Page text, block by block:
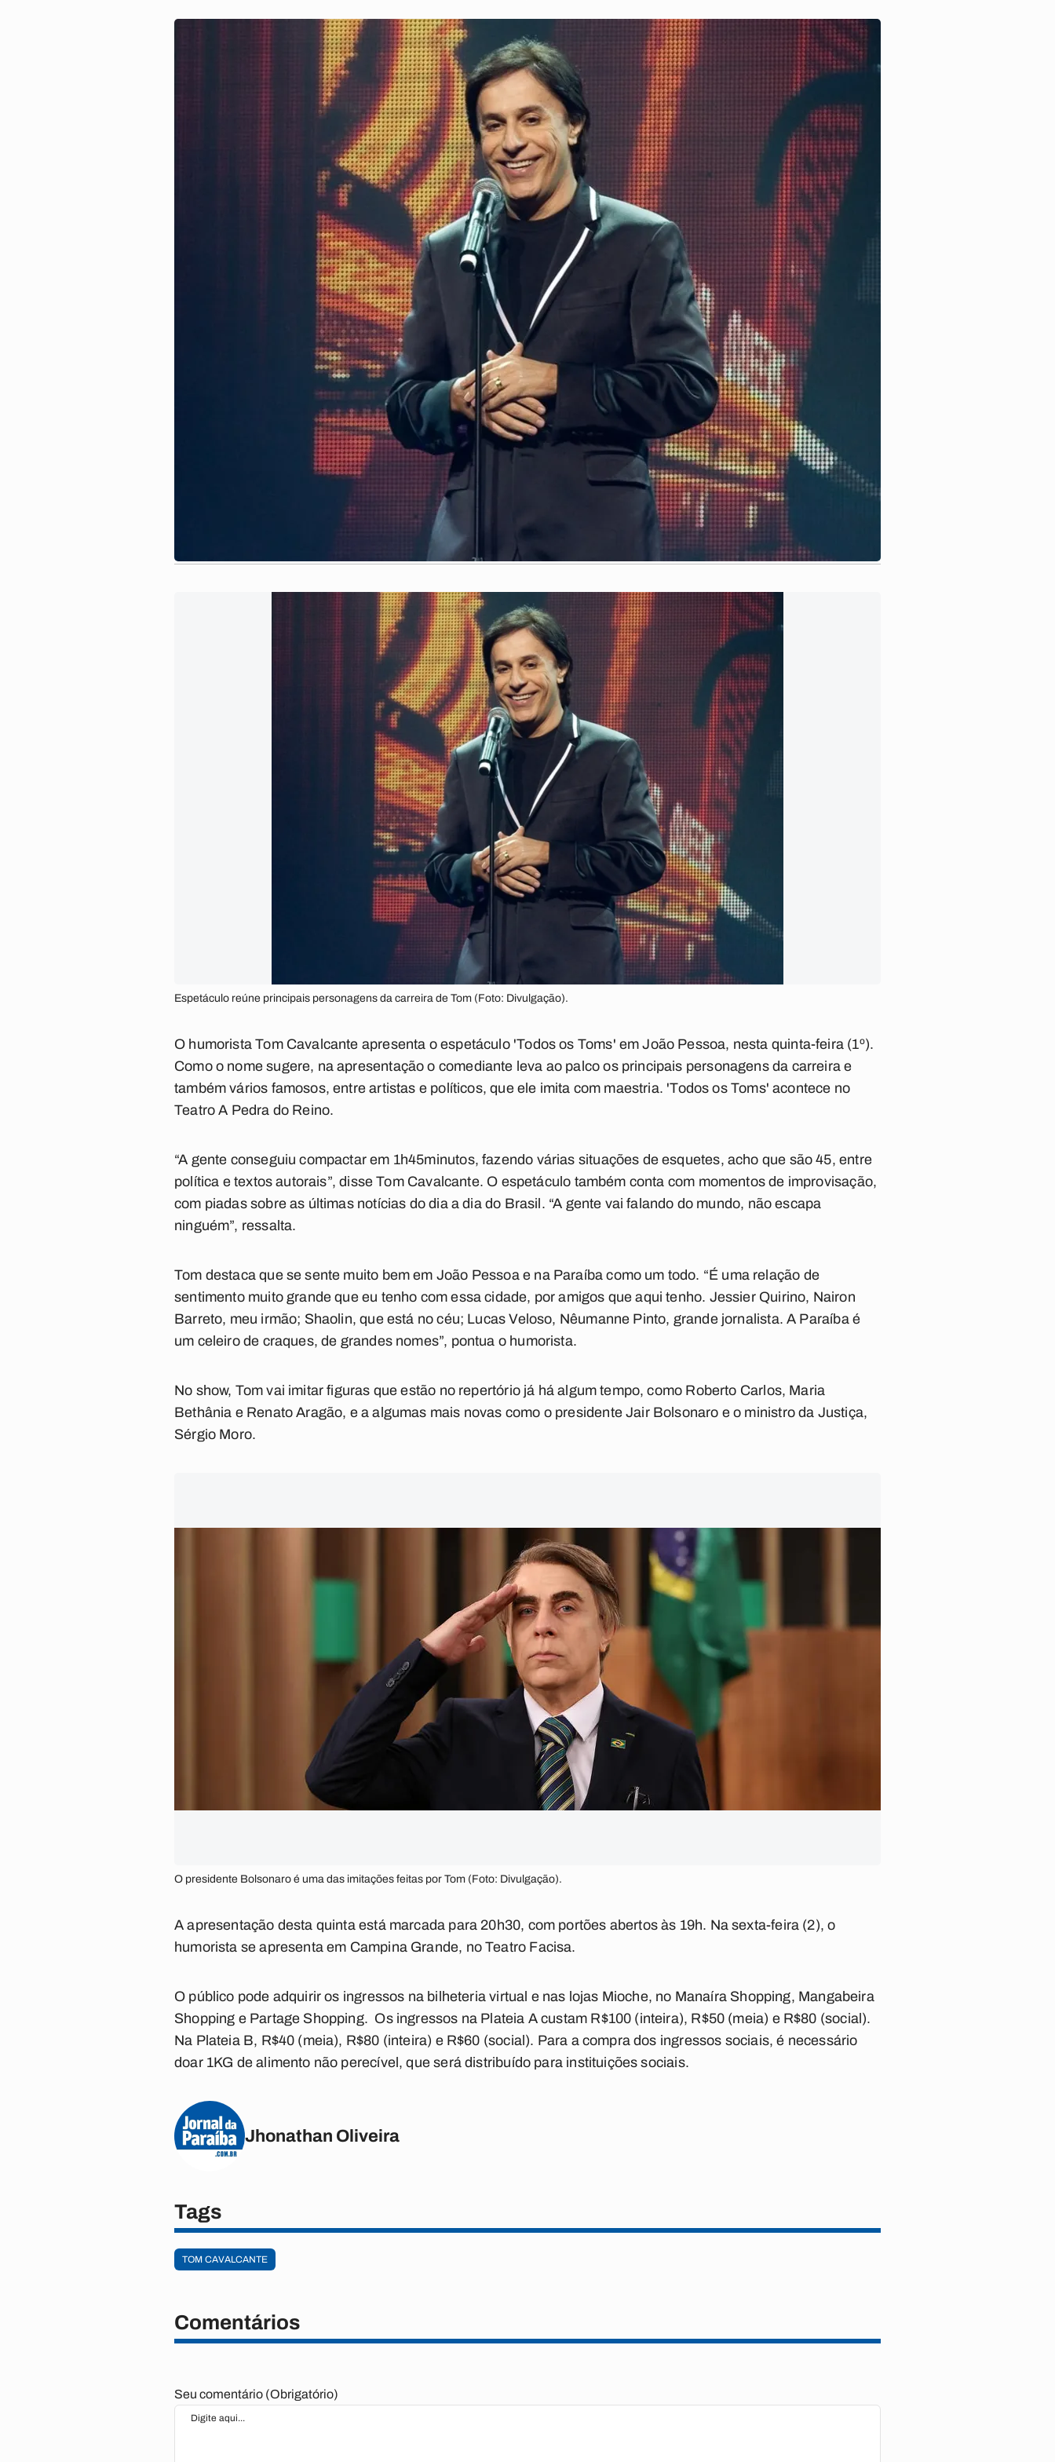
Espetáculo reúne principais personagens da carreira de Tom (Foto: Divulgação).
O humorista Tom Cavalcante apresenta o espetáculo 'Todos os Toms' em João Pessoa, nesta quinta-feira (1º).
Como o nome sugere, na apresentação o comediante leva ao palco os principais personagens da carreira e
também vários famosos, entre artistas e políticos, que ele imita com maestria. 'Todos os Toms' acontece no
Teatro A Pedra do Reino.
“A gente conseguiu compactar em 1h45minutos, fazendo várias situações de esquetes, acho que são 45, entre
política e textos autorais”, disse Tom Cavalcante. O espetáculo também conta com momentos de improvisação,
com piadas sobre as últimas notícias do dia a dia do Brasil. “A gente vai falando do mundo, não escapa
ninguém”, ressalta.
Tom destaca que se sente muito bem em João Pessoa e na Paraíba como um todo. “É uma relação de
sentimento muito grande que eu tenho com essa cidade, por amigos que aqui tenho. Jessier Quirino, Nairon
Barreto, meu irmão; Shaolin, que está no céu; Lucas Veloso, Nêumanne Pinto, grande jornalista. A Paraíba é
um celeiro de craques, de grandes nomes”, pontua o humorista.
No show, Tom vai imitar figuras que estão no repertório já há algum tempo, como Roberto Carlos, Maria
Bethânia e Renato Aragão, e a algumas mais novas como o presidente Jair Bolsonaro e o ministro da Justiça,
Sérgio Moro.
O presidente Bolsonaro é uma das imitações feitas por Tom (Foto: Divulgação).
A apresentação desta quinta está marcada para 20h30, com portões abertos às 19h. Na sexta-feira (2), o
humorista se apresenta em Campina Grande, no Teatro Facisa.
O público pode adquirir os ingressos na bilheteria virtual e nas lojas Mioche, no Manaíra Shopping, Mangabeira
Shopping e Partage Shopping. Os ingressos na Plateia A custam R$100 (inteira), R$50 (meia) e R$80 (social).
Na Plateia B, R$40 (meia), R$80 (inteira) e R$60 (social). Para a compra dos ingressos sociais, é necessário
doar 1KG de alimento não perecível, que será distribuído para instituições sociais.
Jhonathan Oliveira
Tags
TOM CAVALCANTE
Comentários
Seu comentário (Obrigatório)